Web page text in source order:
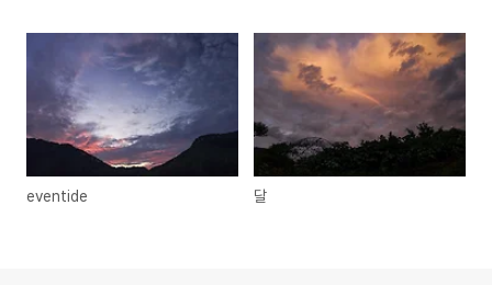
eventide 달